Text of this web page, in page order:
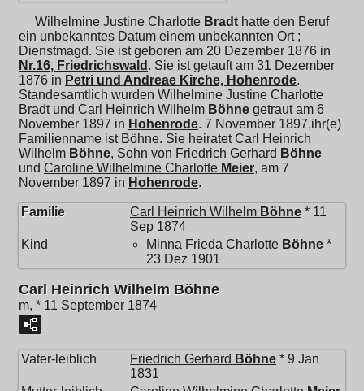
Wilhelmine Justine Charlotte Bradt hatte den Beruf
ein unbekanntes Datum einem unbekannten Ort ;
Dienstmagd. Sie ist geboren am 20 Dezember 1876 in
Nr.16, Friedrichswald . Sie ist getauft am 31 Dezember
1876 in Petri und Andreae Kirche, Hohenrode.
Standesamtlich wurden Wilhelmine Justine Charlotte
Bradt und Carl Heinrich Wilhelm Böhne getraut am 6
November 1897 in Hohenrode. 7 November 1897,ihr(e)
Familienname ist Böhne. Sie heiratetCarl Heinrich
Wilhelm Böhne, Sohn von Friedrich Gerhard Böhne
und Caroline Wilhelmine Charlotte Meier, am 7
November 1897 in Hohenrode.
Familie Carl Heinrich Wilhelm Böhne * 11
Sep 1874
Kind
Minna Frieda Charlotte Böhne *
23 Dez 1901
Carl Heinrich Wilhelm Böhne
m, * 11 September 1874
Vater-leiblich Friedrich Gerhard Böhne * 9 Jan
1831